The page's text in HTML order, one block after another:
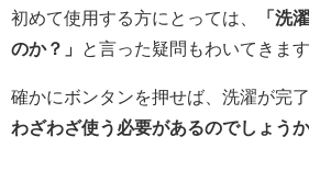
初めて使用する方にとっては、
「洗
のか？」
と言った疑問もわいてきます
確かにボンタンを押せば、洗濯が完
わざわざ使う必要があるのでしょう